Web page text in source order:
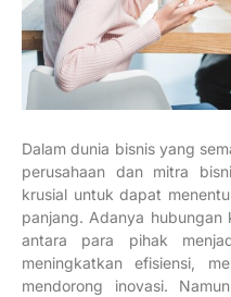
Dalam dunia bisnis yang
perusahaan dan mitra
krusial untuk dapat
panjang. Adanya hubungan
antara para pihak
meningkatkan efisiensi,
mendorong inovasi.